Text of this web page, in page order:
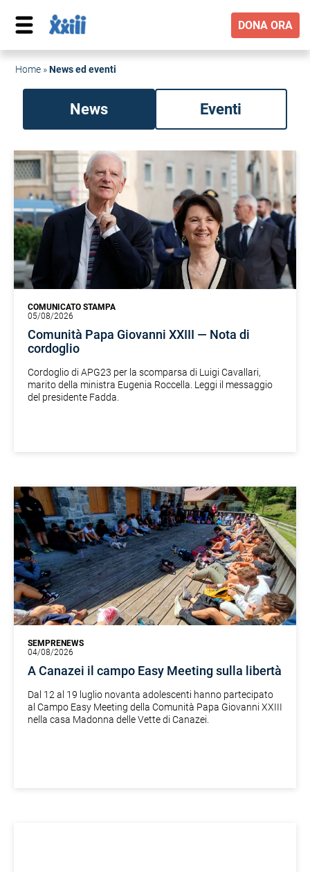
DONA ORA
Home »News ed eventi
News Eventi
COMUNICATO STAMPA
05/08/2026
Comunità Papa Giovanni XXIII — Nota di
cordoglio
Cordoglio di APG23 per la scomparsa di Luigi Cavallari,
marito della ministra Eugenia Roccella. Leggi il messaggio
del presidente Fadda.
SEMPRENEWS
04/08/2026
A Canazei il campo Easy Meeting sulla libertà
Dal 12 al 19 luglio novanta adolescenti hanno partecipato
al Campo Easy Meeting della Comunità Papa Giovanni XXIII
nella casa Madonna delle Vette di Canazei.